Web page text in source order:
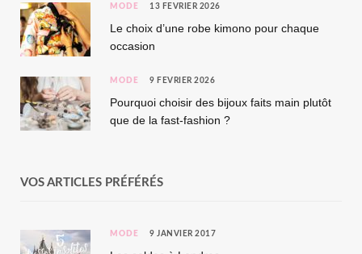
MODE 13 FÉVRIER 2026
Le choix d’une robe kimono pour chaque
occasion
MODE 9 FÉVRIER 2026
Pourquoi choisir des bijoux faits main plutôt
que de la fast-fashion ?
VOS ARTICLES PRÉFÉRÉS
MODE 9 JANVIER 2017